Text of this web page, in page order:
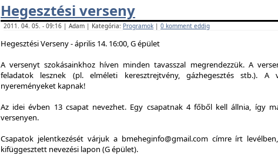
Hegesztési verseny
2011. 04. 05. - 09:16 | Adam | Kategória: Programok | 0 komment eddig
Hegesztési Verseny - április 14. 16:00, G épület
A versenyt szokásainkhoz híven minden tavasszal megrendezzük. A
feladatok lesznek (pl. elméleti keresztrejtvény, gázhegesztés stb.). A
nyereményeket kapnak!
Az idei évben 13 csapat nevezhet. Egy csapatnak 4 főből kell állnia, így
versenyen.
Csapatok jelentkezését várjuk a bmeheginfo@gmail.com címre írt
kifüggesztett nevezési lapon (G épület).